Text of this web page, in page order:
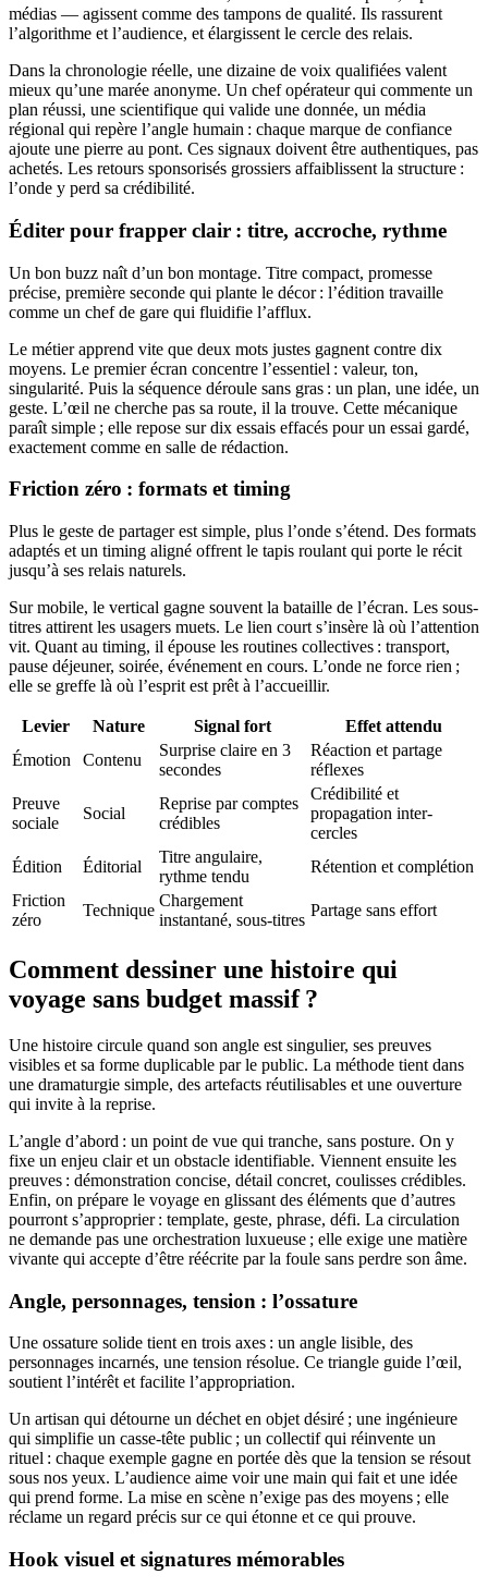
médias — agissent comme des tampons de qualité. Ils rassurent
l’algorithme et l’audience, et élargissent le cercle des relais.
Dans la chronologie réelle, une dizaine de voix qualifiées valent
mieux qu’une marée anonyme. Un chef opérateur qui commente un
plan réussi, une scientifique qui valide une donnée, un média
régional qui repère l’angle humain : chaque marque de confiance
ajoute une pierre au pont. Ces signaux doivent être authentiques, pas
achetés. Les retours sponsorisés grossiers affaiblissent la structure :
l’onde y perd sa crédibilité.
Éditer pour frapper clair : titre, accroche, rythme
Un bon buzz naît d’un bon montage. Titre compact, promesse
précise, première seconde qui plante le décor : l’édition travaille
comme un chef de gare qui fluidifie l’afflux.
Le métier apprend vite que deux mots justes gagnent contre dix
moyens. Le premier écran concentre l’essentiel : valeur, ton,
singularité. Puis la séquence déroule sans gras : un plan, une idée, un
geste. L’œil ne cherche pas sa route, il la trouve. Cette mécanique
paraît simple ; elle repose sur dix essais effacés pour un essai gardé,
exactement comme en salle de rédaction.
Friction zéro : formats et timing
Plus le geste de partager est simple, plus l’onde s’étend. Des formats
adaptés et un timing aligné offrent le tapis roulant qui porte le récit
jusqu’à ses relais naturels.
Sur mobile, le vertical gagne souvent la bataille de l’écran. Les sous-
titres attirent les usagers muets. Le lien court s’insère là où l’attention
vit. Quant au timing, il épouse les routines collectives : transport,
pause déjeuner, soirée, événement en cours. L’onde ne force rien ;
elle se greffe là où l’esprit est prêt à l’accueillir.
Levier Nature Signal fort
Effet attendu
Émotion
Contenu
Surprise claire en 3
secondes
Réaction et partage
réflexes
Preuve
sociale
Social
Reprise par comptes
crédibles
Crédibilité et
propagation inter-
cercles
Édition
Éditorial
Titre angulaire,
rythme tendu
Rétention et complétion
Friction
zéro
Technique
Chargement
instantané, sous-titres
Partage sans effort
Comment dessiner une histoire qui
voyage sans budget massif ?
Une histoire circule quand son angle est singulier, ses preuves
visibles et sa forme duplicable par le public. La méthode tient dans
une dramaturgie simple, des artefacts réutilisables et une ouverture
qui invite à la reprise.
L’angle d’abord : un point de vue qui tranche, sans posture. On y
fixe un enjeu clair et un obstacle identifiable. Viennent ensuite les
preuves : démonstration concise, détail concret, coulisses crédibles.
Enfin, on prépare le voyage en glissant des éléments que d’autres
pourront s’approprier : template, geste, phrase, défi. La circulation
ne demande pas une orchestration luxueuse ; elle exige une matière
vivante qui accepte d’être réécrite par la foule sans perdre son âme.
Angle, personnages, tension : l’ossature
Une ossature solide tient en trois axes : un angle lisible, des
personnages incarnés, une tension résolue. Ce triangle guide l’œil,
soutient l’intérêt et facilite l’appropriation.
Un artisan qui détourne un déchet en objet désiré ; une ingénieure
qui simplifie un casse-tête public ; un collectif qui réinvente un
rituel : chaque exemple gagne en portée dès que la tension se résout
sous nos yeux. L’audience aime voir une main qui fait et une idée
qui prend forme. La mise en scène n’exige pas des moyens ; elle
réclame un regard précis sur ce qui étonne et ce qui prouve.
Hook visuel et signatures mémorables